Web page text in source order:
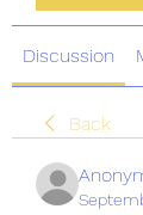
Discussion
Back